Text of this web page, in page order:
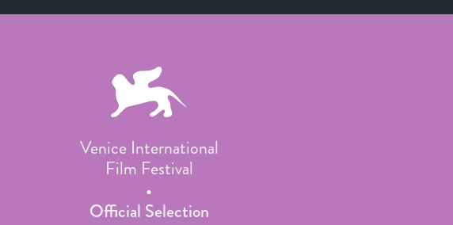
Venice International
Film Festival
Official Selection